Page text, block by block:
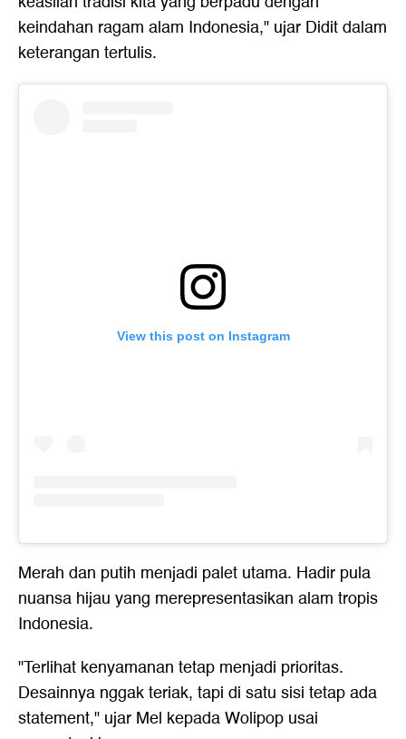
keindahan ragam alam Indonesia," ujar Didit dalam
keterangan tertulis.
View this post on Instagram
Merah dan putih menjadi palet utama. Hadir pula
nuansa hijau yang merepresentasikan alam tropis
Indonesia.
"Terlihat kenyamanan tetap menjadi prioritas.
Desainnya nggak teriak, tapi di satu sisi tetap ada
statement," ujar Mel kepada Wolipop usai